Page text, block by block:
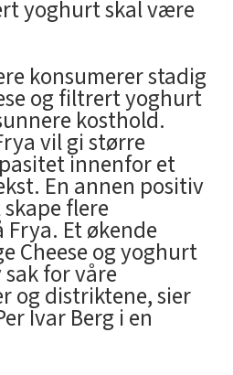
yoghurt skal være
konsumerer stadig
og filtrert yoghurt
kosthold.
vil gi større
innenfor et
En annen positiv
flere
Et økende
Cheese og yoghurt
for våre
og distriktene, sier
Ivar Berg i en